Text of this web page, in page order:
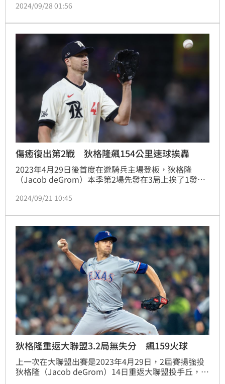
他近2年轉戰遊騎兵合計出賽9場拿下2勝。
2024/09/28 01:56
傷癒復出第2戰 狄格隆飆154公里速球挨轟
2023年4月29日後首度在遊騎兵主場登板，狄格隆
（Jacob deGrom）本季第2場先發在3局上挨了1發陽
2024/09/21 10:45
狄格隆重返大聯盟3.2局無失分 飆159火球
上一次在大聯盟出賽是2023年4月29日，2屆賽揚強投
狄格隆（Jacob deGrom）14日重返大聯盟投手丘，這